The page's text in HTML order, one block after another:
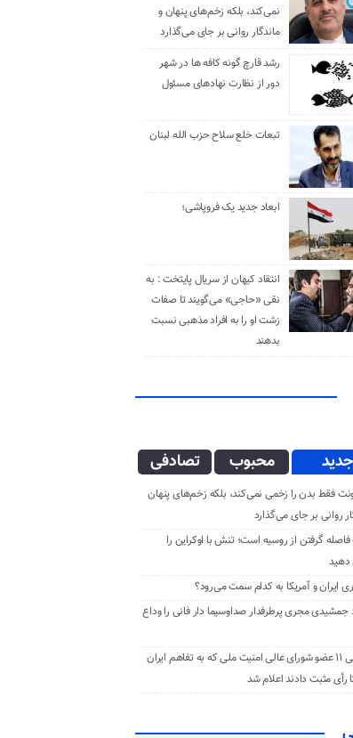
نمی‌کند، بلکه زخم‌های پنهان و
ماندگار روانی بر جای می‌گذارد
رشد قارچ گونه کافه ها در شهر
دور از نظارت نهادهای مسئول
تبعات خلع سلاح حزب الله لبنان
ابعاد جدید یک فروپاشی؛
انتقاد کیهان از سریال پایتخت : به
نقی «حاجی» می‌گویند تا صفات
زشت او را به افراد مذهبی نسبت
بدهند
جدید محبوب تصادفی
فقط بدن را زخمی نمی‌کند، بلکه زخم‌های پنهان
روانی بر جای می‌گذارد
گرفتن از روسیه است؛ تنش با اوکراین را
ایران و آمریکا به کدام سمت می‌رود؟
جمشیدی مجری پرطرفدار صداوسیما دار فانی را وداع
اسامی ۱۱ عضو شورای عالی امنیت ملی که به تفاهم ایران
رأی مثبت دادند اعلام شد